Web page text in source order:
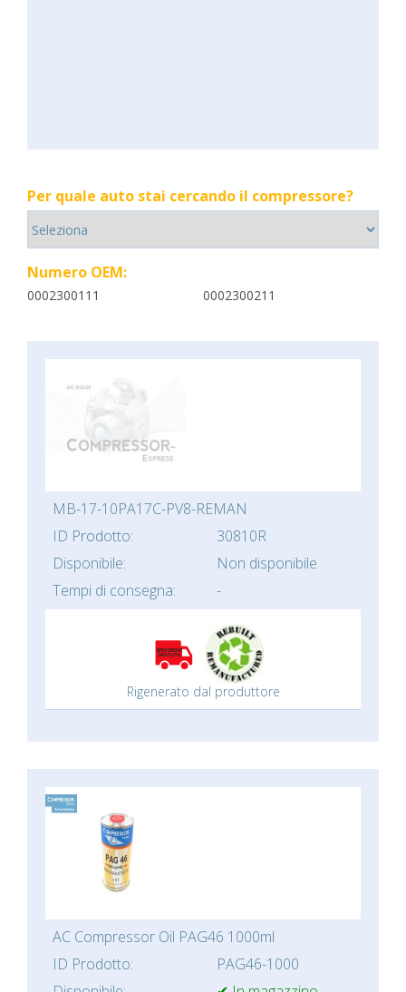
Per quale auto stai cercando il compressore?
Numero OEM:
0002300111 0002300211
MB-17-10PA17C-PV8-REMAN
ID Prodotto:
30810R
Disponibile:
Non disponibile
Tempi di consegna:
-
Rigenerato dal produttore
AC Compressor Oil PAG46 1000ml
ID Prodotto:
PAG46-1000